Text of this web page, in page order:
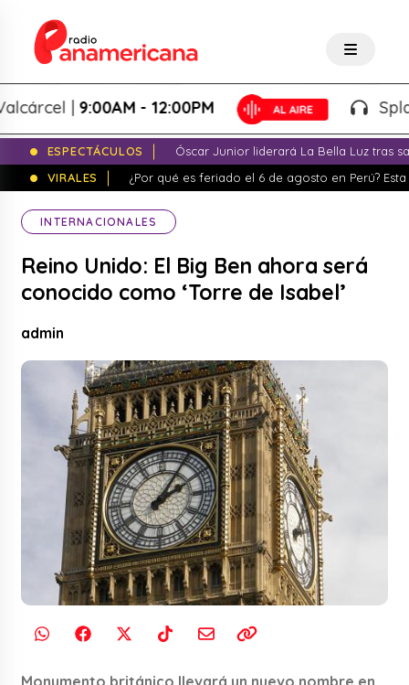
|9:00AM - 12:00PM
ESPECTÁCULOS
Óscar Junior liderará La Bella Luz tras
VIRALES
¿Por qué es feriado el 6 de agosto en Perú?
INTERNACIONALES
Reino Unido: El Big Ben ahora será
conocido como ‘Torre de Isabel’
admin